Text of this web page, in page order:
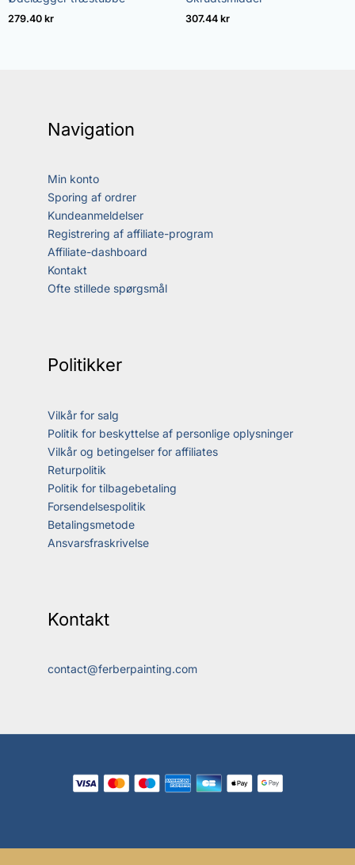
5.00
ud af 5
279.40 kr
4.73
ud af 5
307.44 kr
Navigation
Min konto
Sporing af ordrer
Kundeanmeldelser
Registrering af affiliate-program
Affiliate-dashboard
Kontakt
Ofte stillede spørgsmål
Politikker
Vilkår for salg
Politik for beskyttelse af personlige oplysninger
Vilkår og betingelser for affiliates
Returpolitik
Politik for tilbagebetaling
Forsendelsespolitik
Betalingsmetode
Ansvarsfraskrivelse
Kontakt
contact@ferberpainting.com